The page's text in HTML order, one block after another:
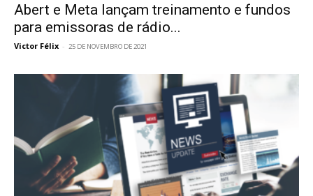
Abert e Meta lançam treinamento e fundos
para emissoras de rádio...
Victor Félix - 25 DE NOVEMBRO DE 2021